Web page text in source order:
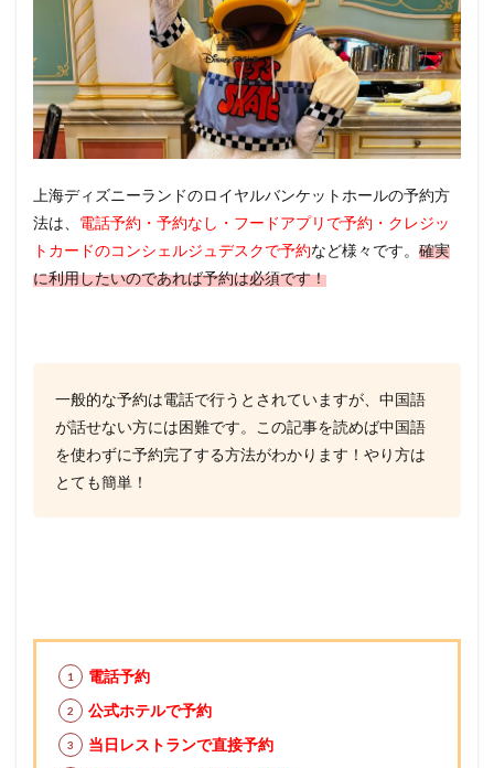
上海ディズニーランドのロイヤルバンケットホールの予約方
法は、 電話予約・予約なし・フードアプリで予約・クレジッ
トカードのコンシェルジュデスクで予約など様々です。 確実
に利用したいのであれば予約は必須です！
一般的な予約は電話で行うとされていますが、中国語
が話せない方には困難です。この記事を読めば中国語
を使わずに予約完了する方法がわかります！やり方は
とても簡単！
電話予約
公式ホテルで予約
当日レストランで直接予約